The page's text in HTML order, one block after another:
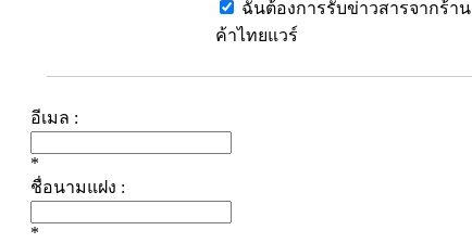
ฉันต้องการรับข่าวสารจากร้าน
ค้าไทยแวร์
อีเมล :
*
ชื่อนามแฝง :
*